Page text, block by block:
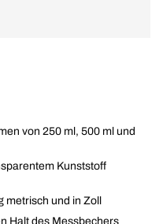
von 250 ml, 500 ml und
Kunststoff
metrisch und in Zoll
Halt des Messbechers